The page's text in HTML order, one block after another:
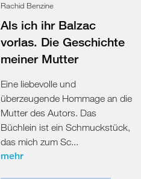
Rachid Benzine
Als ich ihr Balzac
vorlas. Die Geschichte
meiner Mutter
Eine liebevolle und
überzeugende Hommage an die
Mutter des Autors. Das
Büchlein ist ein Schmuckstück,
das mich zum Sc...
mehr